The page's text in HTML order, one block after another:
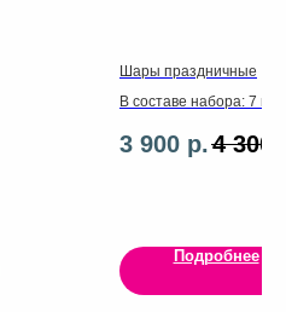
Шары праздничные
В составе набора: 7
звезда,надпись ,ленты.
3 900 р.4 300
Подробнее